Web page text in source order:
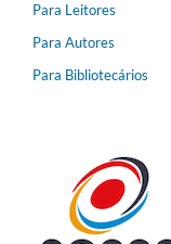
Para Leitores
Para Autores
Para Bibliotecários